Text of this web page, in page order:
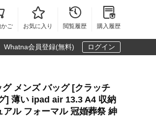
かご

お気に入り

閲覧履歴

購入履歴
Whatna会員登録(無料) ログイン
メンズ バッグ [クラッチ
] 薄い ipad air 13.3 A4 収納
ル フォーマル 冠婚葬祭 紳